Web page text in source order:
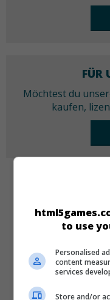
FÜR
Möchtest du
kaufen,
to use
Personalised
content
services
Store and/or